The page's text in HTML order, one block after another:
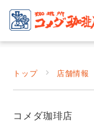
トップ 店舗情報
コメダ珈琲店